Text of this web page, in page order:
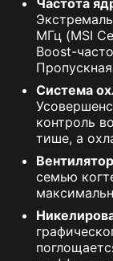
МГц (MSI
Boost-
Система
контроль
тише, а
семью